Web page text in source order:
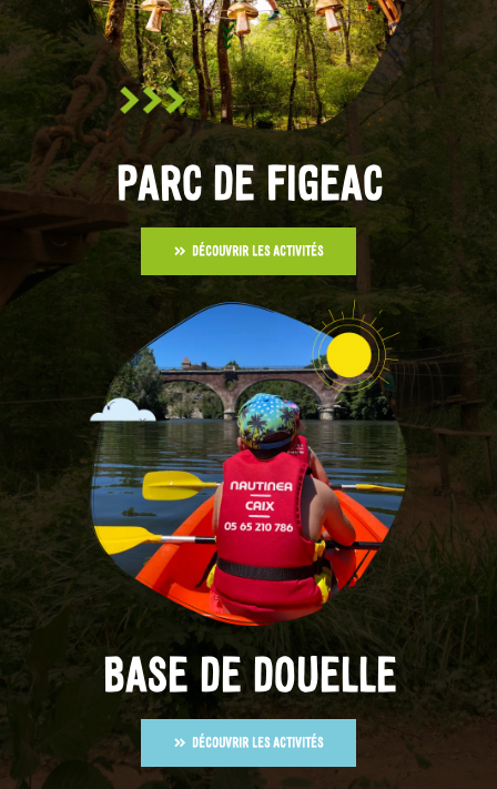
PARC DE FIGEAC
DÉCOUVRIR LES ACTIVITÉS
BASE DE DOUELLE
DÉCOUVRIR LES ACTIVITÉS